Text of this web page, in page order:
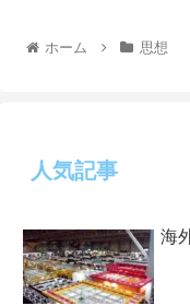
ホーム 思想
人気記事
海